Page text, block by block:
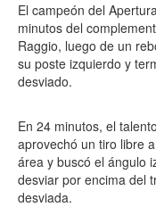
El campeón del
minutos del
Raggio, luego de un
su poste izquierdo y
desviado.
En 24 minutos, el
aprovechó un tiro libre
área y buscó el ángulo
desviar por encima del
desviada.